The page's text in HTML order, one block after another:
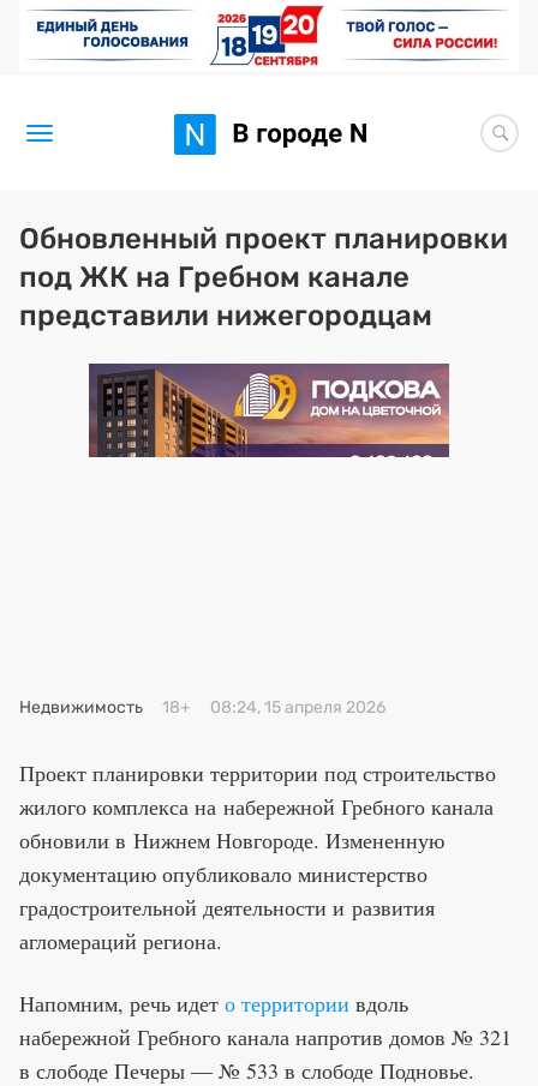
Новости
Статьи
Здоровье
BORЩ
Искусство исцелять
Обновленный проект планировки
под ЖК на Гребном канале
представили нижегородцам
Недвижимость 18+ 08:24, 15 апреля 2026
Проект планировки территории под строительство
жилого комплекса на набережной Гребного канала
обновили в Нижнем Новгороде. Измененную
документацию опубликовало министерство
градостроительной деятельности и развития
агломераций региона.
Напомним, речь идет о территории вдоль
набережной Гребного канала напротив домов № 321
в слободе Печеры — № 533 в слободе Подновье.